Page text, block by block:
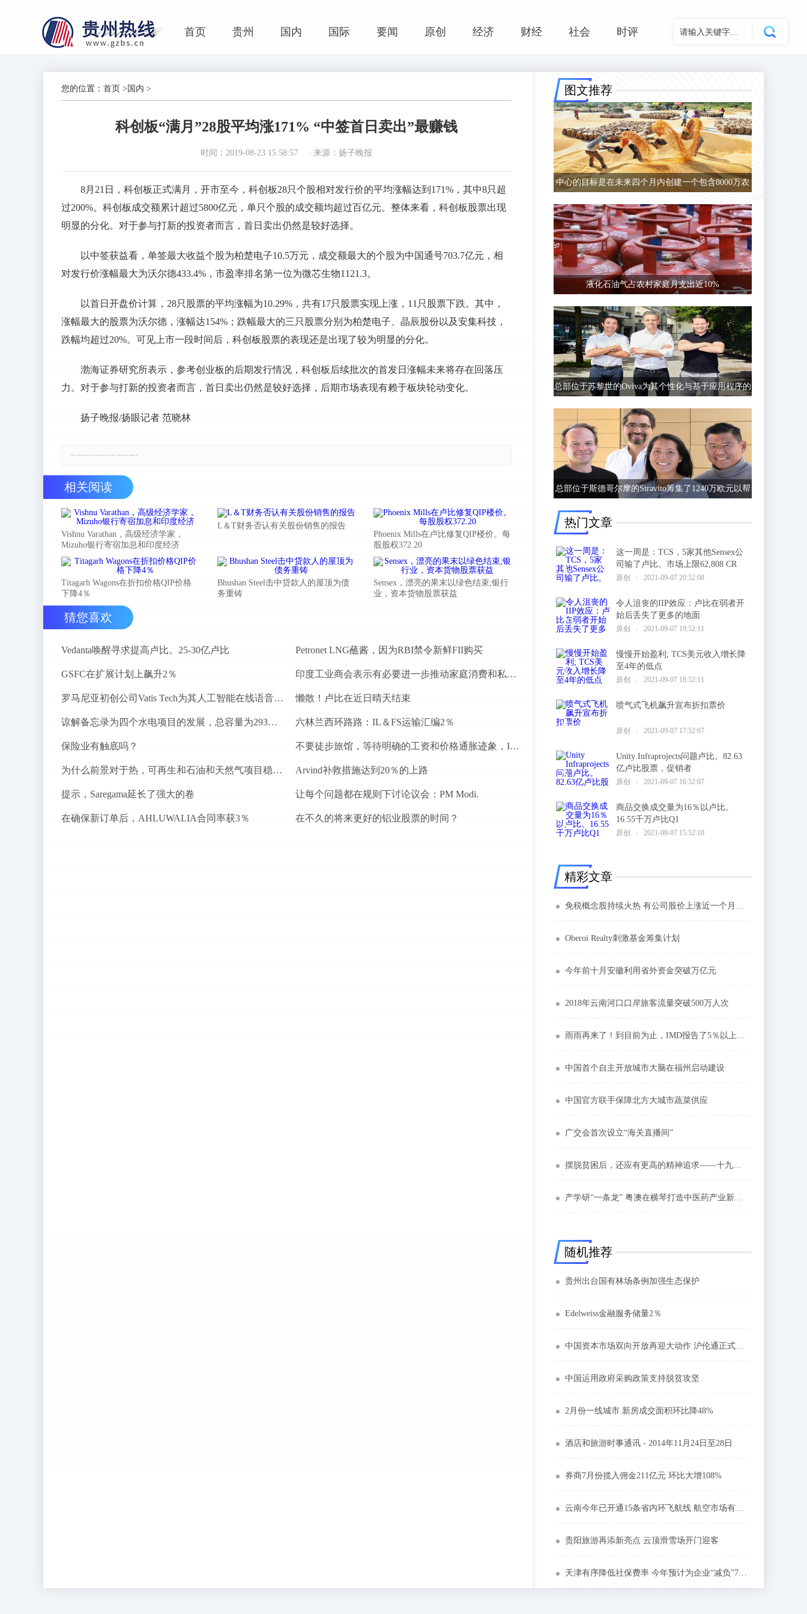
首页 贵州 国内 国际 要闻 原创 经济 财经 社会 时评
您的位置： 首页 > 国内 >
科创板“满月”28股平均涨171% “中签首日卖出”最赚钱
时间：2019-08-23 15:58:57 来源：扬子晚报
8月21日，科创板正式满月，开市至今，科创板28只个股相对发行价的平均涨幅达到171%，其中8只超
过200%。科创板成交额累计超过5800亿元，单只个股的成交额均超过百亿元。整体来看，科创板股票出现
明显的分化。对于参与打新的投资者而言，首日卖出仍然是较好选择。
以中签获益看，单签最大收益个股为柏楚电子10.5万元，成交额最大的个股为中国通号703.7亿元，相
对发行价涨幅最大为沃尔德433.4%，市盈率排名第一位为微芯生物1121.3。
以首日开盘价计算，28只股票的平均涨幅为10.29%，共有17只股票实现上涨，11只股票下跌。其中，
涨幅最大的股票为沃尔德，涨幅达154%；跌幅最大的三只股票分别为柏楚电子、晶辰股份以及安集科技，
跌幅均超过20%。可见上市一段时间后，科创板股票的表现还是出现了较为明显的分化。
渤海证券研究所表示，参考创业板的后期发行情况，科创板后续批次的首发日涨幅未来将存在回落压
力。对于参与打新的投资者而言，首日卖出仍然是较好选择，后期市场表现有赖于板块轮动变化。
扬子晚报/扬眼记者 范晓林
相关阅读
Vishnu Varathan，高级经济学家，
Mizuho银行寄宿加息和印度经济
L＆T财务否认有关股份销售的报告
Phoenix Mills在卢比修复QIP楼价。每
股股权372.20
Titagarh Wagons在折扣价格QIP价格
下降4％
Bhushan Steel击中贷款人的屋顶为债
务重铸
Sensex，漂亮的果末以绿色结束;银行
业，资本货物股票获益
猜您喜欢
Vedanta唤醒寻求提高卢比。25-30亿卢比 Petronet LNG蘸酱，因为RBI禁令新鲜FII购买
GSFC在扩展计划上飙升2％ 印度工业商会表示有必要进一步推动家庭消费和私人投资
罗马尼亚初创公司Vatis Tech为其人工智能在线语音识别平台筹集了20万欧元 懒散！卢比在近日晴天结束
谅解备忘录为四个水电项目的发展，总容量为293兆瓦 六林兰西环路路：IL＆FS运输汇编2％
保险业有触底吗？ 不要徒步旅馆，等待明确的工资和价格通胀迹象，IMF告诉喂养
为什么前景对于热，可再生和石油和天然气项目稳定？ Arvind补救措施达到20％的上路
提示，Saregama延长了强大的卷 让每个问题都在规则下讨论议会：PM Modi.
在确保新订单后，AHLUWALIA合同率获3％ 在不久的将来更好的铝业股票的时间？
图文推荐
中心的目标是在未来四个月内创建一个包含8000万农
液化石油气占农村家庭月支出近10%
总部位于苏黎世的Oviva为其个性化与基于应用程序的
总部位于斯德哥尔摩的Stravito筹集了1240万欧元以帮
热门文章
这一周是：TCS，5家其他Sensex公
司输了卢比。市场上限62,808 CR
原创 2021-09-07 20:52:08
1
令人沮丧的IIP效应：卢比在弱者开
始后丢失了更多的地面
原创 2021-09-07 19:52:11
2
慢慢开始盈利; TCS美元收入增长降
至4年的低点
原创 2021-09-07 18:52:11
3
喷气式飞机飙升宣布折扣票价
原创 2021-09-07 17:52:07
4
Unity Infraprojects问题卢比。82.63
亿卢比股票，促销者
原创 2021-09-07 16:52:07
5
商品交换成交量为16％以卢比。
16.55千万卢比Q1
原创 2021-09-07 15:52:10
6
精彩文章
免税概念股持续火热 有公司股价上涨近一个月已翻倍
Oberoi Realty刺激基金筹集计划
今年前十月安徽利用省外资金突破万亿元
2018年云南河口口岸旅客流量突破500万人次
雨雨再来了！到目前为止，IMD报告了5％以上的平均季风
中国首个自主开放城市大脑在福州启动建设
中国官方联手保障北方大城市蔬菜供应
广交会首次设立“海关直播间”
摆脱贫困后，还应有更高的精神追求——十九大代表余留芬的“宣讲时光”
产学研“一条龙” 粤澳在横琴打造中医药产业新热土
随机推荐
贵州出台国有林场条例加强生态保护
Edelweiss金融服务储量2％
中国资本市场双向开放再迎大动作 沪伦通正式启动
中国运用政府采购政策支持脱贫攻坚
2月份一线城市 新房成交面积环比降48%
酒店和旅游时事通讯 - 2014年11月24日至28日
券商7月份揽入佣金211亿元 环比大增108%
云南今年已开通15条省内环飞航线 航空市场有序恢复
贵阳旅游再添新亮点 云顶滑雪场开门迎客
天津有序降低社保费率 今年预计为企业“减负”77亿元